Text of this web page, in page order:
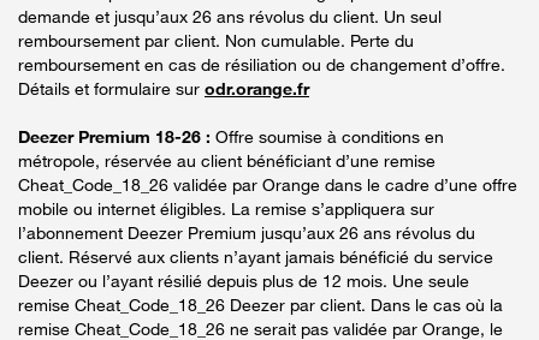
demande et jusqu’aux 26 ans révolus du client. Un seul
remboursement par client. Non cumulable. Perte du
remboursement en cas de résiliation ou de changement d’offre.
Détails et formulaire sur odr.orange.fr
Deezer Premium 18-26 : Offre soumise à conditions en
métropole, réservée au client bénéficiant d’une remise
Cheat_Code_18_26 validée par Orange dans le cadre d’une offre
mobile ou internet éligibles. La remise s’appliquera sur
l’abonnement Deezer Premium jusqu’aux 26 ans révolus du
client. Réservé aux clients n’ayant jamais bénéficié du service
Deezer ou l’ayant résilié depuis plus de 12 mois. Une seule
remise Cheat_Code_18_26 Deezer par client. Dans le cas où la
remise Cheat_Code_18_26 ne serait pas validée par Orange, le